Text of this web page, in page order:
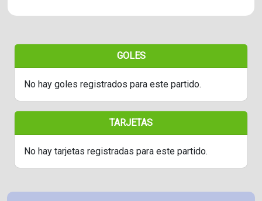
GOLES
No hay goles registrados para este partido.
TARJETAS
No hay tarjetas registradas para este partido.